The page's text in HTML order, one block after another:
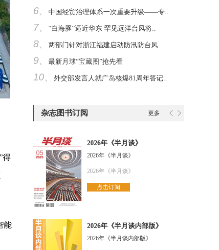
得
能
6、 中国经贸治理体系一次重要升级——专..
7、 “白海豚”逼近华东 罕见远洋台风将..
8、 两部门针对浙江福建启动防汛防台风..
9、 最新月球“宝藏图”抢先看
10、 外交部发言人就广岛核爆81周年答记..
杂志图书订阅 更多
2026年《半月谈》
2026年《半月谈》
2026年《半月谈》
点击订阅
2026年《半月谈内部版》
2026年《半月谈内部版》